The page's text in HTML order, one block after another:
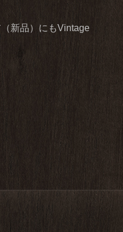
新品）にもVintage